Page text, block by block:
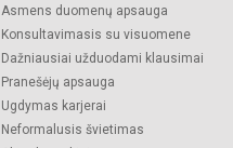
Asmens duomenų apsauga
Konsultavimasis su visuomene
Dažniausiai užduodami klausimai
Pranešėjų apsauga
Ugdymas karjerai
Neformalusis švietimas